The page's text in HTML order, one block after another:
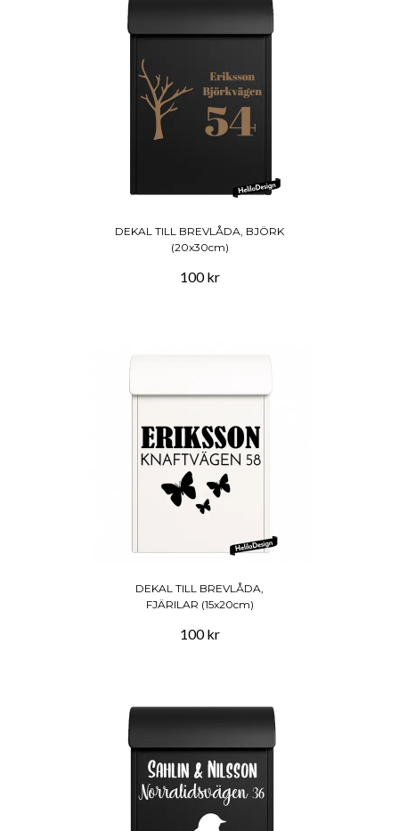
DEKAL TILL BREVLÅDA, BJÖRK
(20x30cm)
100 kr
DEKAL TILL BREVLÅDA,
FJÄRILAR (15x20cm)
100 kr